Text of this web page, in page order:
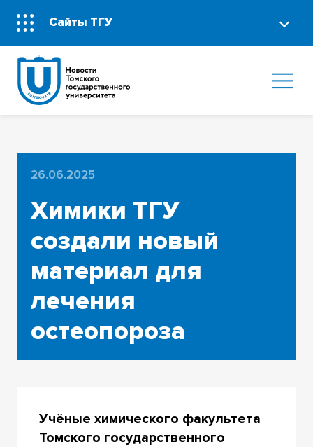
Сайты ТГУ
26.06.2025
Химики ТГУ
создали новый
материал для
лечения
остеопороза
Учёные химического факультета
Томского государственного